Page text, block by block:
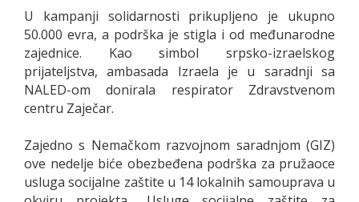
U kampanji solidarnosti prikupljeno je ukupno
50.000 evra, a podrška je stigla i od međunarodne
zajednice. Kao simbol srpsko-izraelskog
prijateljstva, ambasada Izraela je u saradnji sa
NALED-om donirala respirator Zdravstvenom
centru Zaječar.
Zajedno s Nemačkom razvojnom saradnjom (GIZ)
ove nedelje biće obezbeđena podrška za pružaoce
usluga socijalne zaštite u 14 lokalnih samouprava u